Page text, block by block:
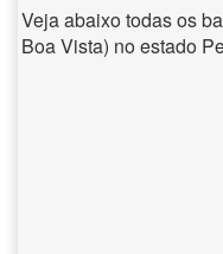
Veja abaixo todas os
Boa Vista) no estado